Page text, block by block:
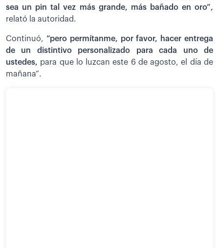
sea un pin tal vez más grande, más bañado en oro”,
relató la autoridad.
Continuó, “pero permítanme, por favor, hacer entrega
de un distintivo personalizado para cada uno de
ustedes, para que lo luzcan este 6 de agosto, el día de
mañana”.